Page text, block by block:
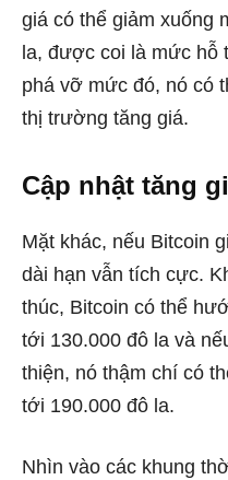
giá có thể giảm xuống
la, được coi là mức hỗ
phá vỡ mức đó, nó có
thị trường tăng giá.
Cập nhật tăng
Mặt khác, nếu Bitcoin
dài hạn vẫn tích cực.
thúc, Bitcoin có thể
tới 130.000 đô la và
thiện, nó thậm chí có
tới 190.000 đô la.
Nhìn vào các khung